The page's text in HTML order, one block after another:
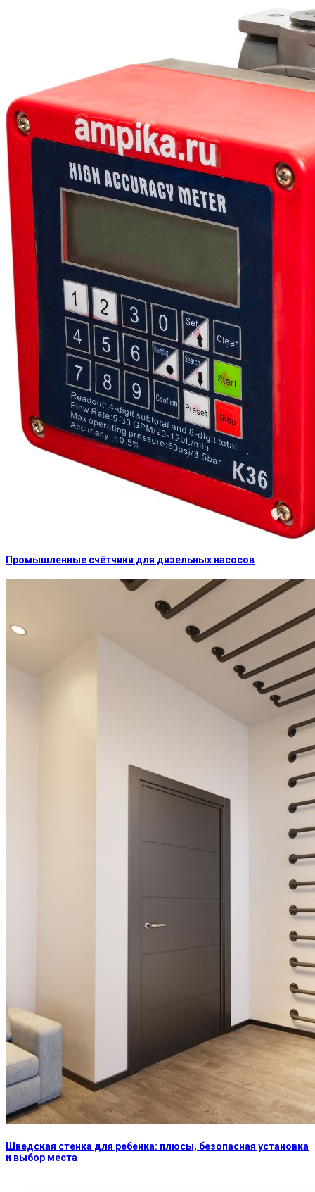
Промышленные счётчики для дизельных насосов
Шведская стенка для ребенка: плюсы, безопасная установка
и выбор места